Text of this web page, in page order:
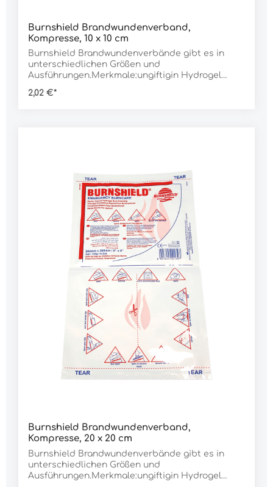
Burnshield Brandwundenverband,
Kompresse, 10 x 10 cm
Burnshield Brandwundenverbände gibt es in
unterschiedlichen Größen und
Ausführungen.Merkmale:ungiftigin Hydrogel
Brandwundeverhindert das Austrocknen und
2,02 €*
Burnshield Brandwundenverband,
Kompresse, 20 x 20 cm
Burnshield Brandwundenverbände gibt es in
unterschiedlichen Größen und
Ausführungen.Merkmale:ungiftigin Hydrogel